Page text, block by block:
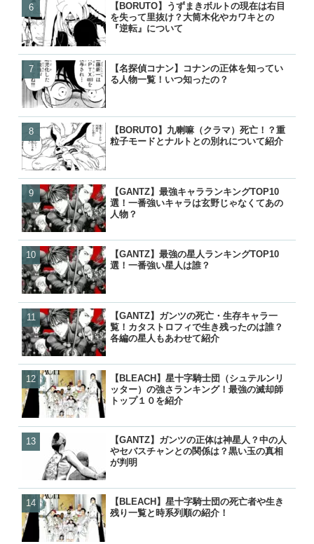
【BORUTO】うずまきボルトの現在は右目
を失って里抜け？大筒木化やカワキとの
『逆転』について
【名探偵コナン】コナンの正体を知ってい
る人物一覧！いつ知ったの？
【BORUTO】九喇嘛（クラマ）死亡！？重
粒子モードとナルトとの別れについて紹介
【GANTZ】最強キャラランキングTOP10
選！一番強いキャラは玄野じゃなくてあの
人物？
【GANTZ】最強の星人ランキングTOP10
選！一番強い星人は誰？
【GANTZ】ガンツの死亡・生存キャラ一
覧！カタストロフィで生き残ったのは誰？
各編の星人もあわせて紹介
【BLEACH】星十字騎士団（シュテルンリ
ッター）の強さランキング！最強の滅却師
トップ１０を紹介
【GANTZ】ガンツの正体は神星人？中の人
やセバスチャンとの関係は？黒い玉の真相
が判明
【BLEACH】星十字騎士団の死亡者や生き
残り一覧と時系列順の紹介！
【BORUTO】九喇嘛（クラ
粒子モードとナルトとの別
【BORUTO】うずまきボル
を失って里抜け？大筒木化
【名探偵コナン】コナンの
る人物一覧！いつ知ったの
【GANTZ】最強キャララン
選！一番強いキャラは玄野
【GANTZ】最強の星人ラン
選！一番強い星人は誰？
【GANTZ】ガンツの死亡・
覧！カタストロフィで生き
各編の星人もあわせて紹介
【GANTZ】ガンツの正体は
やセバスチャンとの関係は
【GANTZ】吸血鬼（ヴァン
は？最後はどうなったの？
【BLEACH】星十字騎士団
ッター）の強さランキング
【BLEACH】護廷十三隊の
覧！初代から10年後まで歴
【BORUTO】うずまきボル
を失って里抜け？大筒木化
【名探偵コナン】コナンの
る人物一覧！いつ知ったの
【GANTZ】最強の星人ラン
選！一番強い星人は誰？
【GANTZ】最強キャララン
選！一番強いキャラは玄野
【GANTZ】ガンツの死亡・
覧！カタストロフィで生き
各編の星人もあわせて紹介
【ぬらりひょんの孫】リク
ら）って結婚したの？キス
【GANTZ】ガンツの正体は
やセバスチャンとの関係は
【BLEACH】星十字騎士団
残り一覧と時系列順の紹介
【鬼滅の刃】鬼舞辻無惨の
た？どうやって倒したのか
【響け！ユーフォニアム】
付き合って別れた？復縁や
【BORUTO】うずまきボル
を失って里抜け？大筒木化
【BLEACH】護廷十三隊の
覧！初代から10年後まで歴
【BLEACH】零番隊は死亡
後が小説で判明！
【ワンピース】ローが敗北
げの詳細と敗走について
【鬼滅の刃】炭治郎や生存
の後は？何をしてるの？
【GANTZ】ガンツの死亡・
覧！カタストロフィで生き
【NARUTO】尾獣の能力・
後・死亡を一覧で紹介！